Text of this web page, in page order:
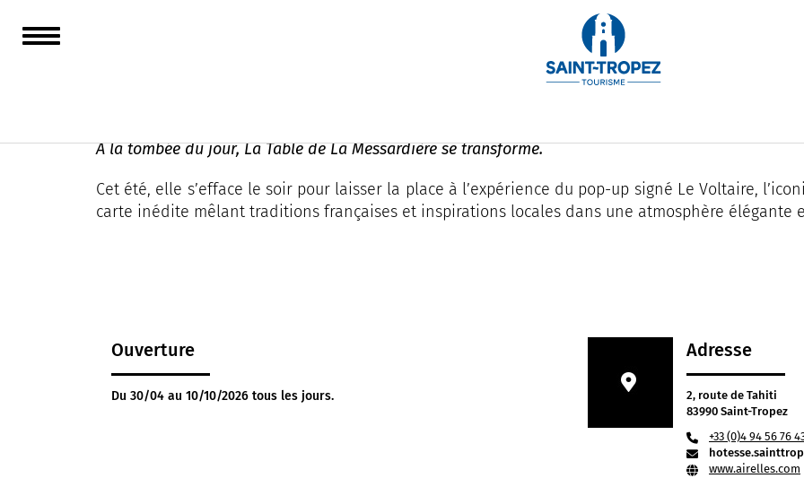
À la tombée du jour, La Table de La Messardière se transforme.
Cet été, elle s’efface le soir pour laisser la place à l’expérience du pop-up signé Le Voltaire,
carte inédite mêlant traditions françaises et inspirations locales dans une atmosphère élégante
Ouverture
Du 30/04 au 10/10/2026 tous les jours.
Adresse
2, route de Tahiti
83990 Saint-Tropez
+33 (0)4 94 56 76
www.airelles.com